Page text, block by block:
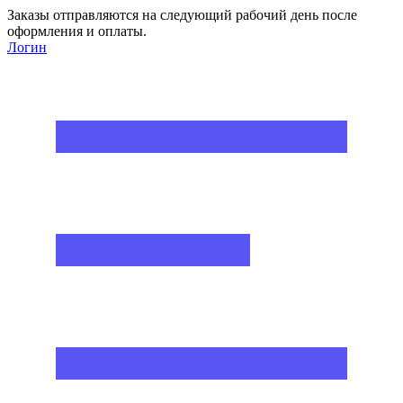
Заказы отправляются на следующий рабочий день после
оформления и оплаты.
Логин